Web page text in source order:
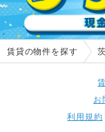
賃貸の物件を探す
お
利用規約